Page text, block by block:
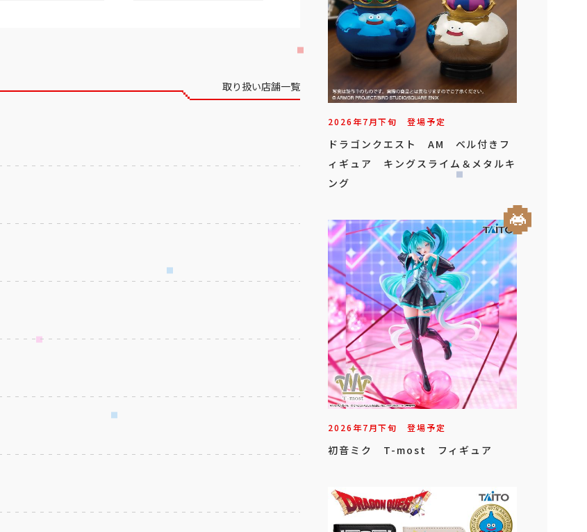
取り扱い店舗一覧
2026年7月下旬 登場予定
ドラゴンクエスト AM ベル付きフ
ィギュア キングスライム＆メタルキ
ング
2026年7月下旬 登場予定
初音ミク T-most フィギュア